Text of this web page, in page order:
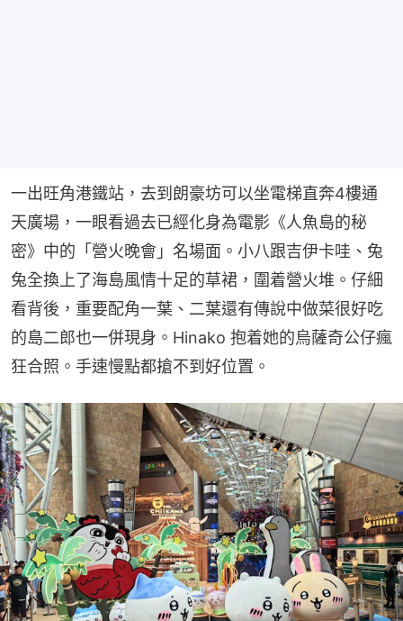
一出旺角港鐵站，去到朗豪坊可以坐電梯直奔4樓通
天廣場，一眼看過去已經化身為電影《人魚島的秘
密》中的「營火晚會」名場面。小八跟吉伊卡哇、兔
兔全換上了海島風情十足的草裙，圍着營火堆。仔細
看背後，重要配角一葉、二葉還有傳說中做菜很好吃
的島二郎也一併現身。Hinako 抱着她的烏薩奇公仔瘋
狂合照。手速慢點都搶不到好位置。